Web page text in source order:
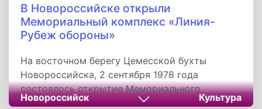
В Новороссийске открыли
Мемориальный комплекс «Линия-
Рубеж обороны»
На восточном берегу Цемесской бухты
Новороссийска, 2 сентября 1978 года
состоялось открытие Мемориального
комплекса «Линия-Рубеж обороны».
Новороссийск Культура